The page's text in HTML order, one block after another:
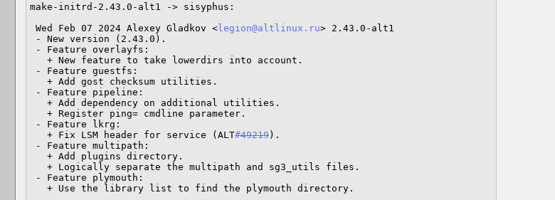
make-initrd-2.43.0-alt1 -> sisyphus:
Wed Feb 07 2024 Alexey Gladkov < legion@altlinux.ru> 2.43.0-alt1
   + Fix LSM header for service (ALT
#49219 ).
   + Use the library list to find the plymouth directory.